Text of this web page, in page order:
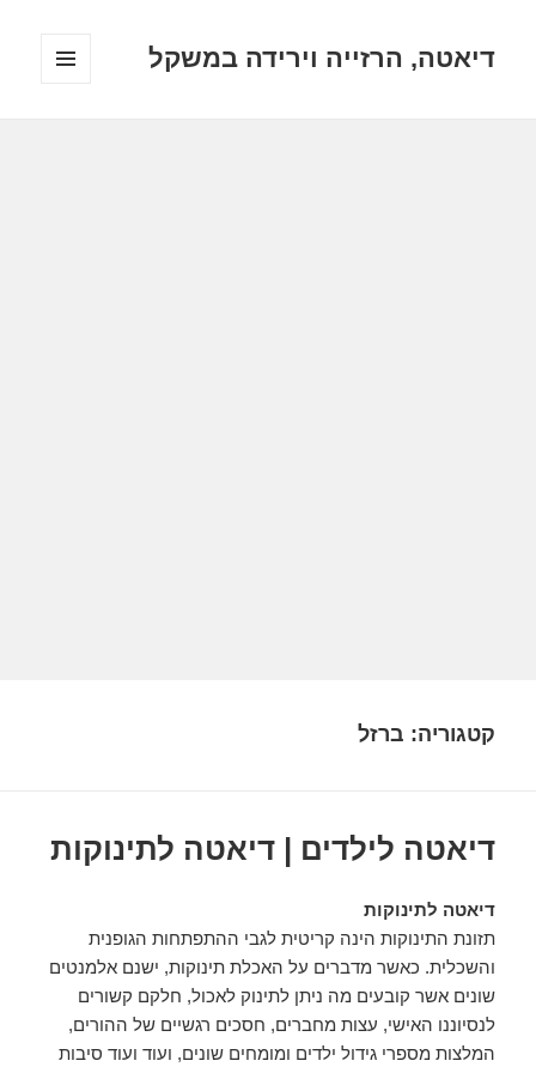
דיאטה, הרזייה וירידה במשקל
קטגוריה: ברזל
דיאטה לילדים | דיאטה לתינוקות
דיאטה לתינוקות
תזונת התינוקות הינה קריטית לגבי ההתפתחות הגופנית
והשכלית. כאשר מדברים על האכלת תינוקות, ישנם אלמנטים
שונים אשר קובעים מה ניתן לתינוק לאכול, חלקם קשורים
לנסיוננו האישי, עצות מחברים, חסכים רגשיים של ההורים,
המלצות מספרי גידול ילדים ומומחים שונים, ועוד ועוד סיבות